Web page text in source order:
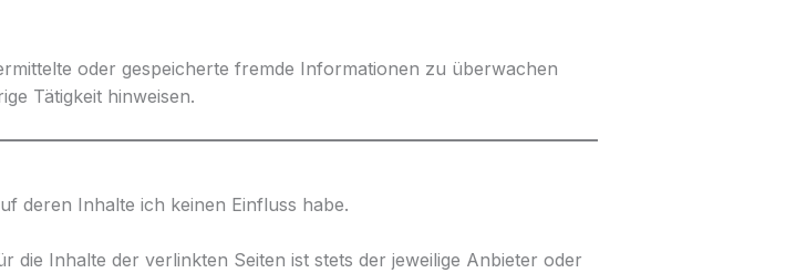
oder gespeicherte fremde Informationen zu überwachen
Tätigkeit hinweisen.
deren Inhalte ich keinen Einfluss habe.
die Inhalte der verlinkten Seiten ist stets der jeweilige Anbieter oder